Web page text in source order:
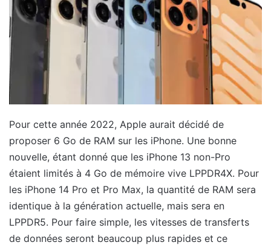
Pour cette année 2022, Apple aurait décidé de
proposer 6 Go de RAM sur les iPhone. Une bonne
nouvelle, étant donné que les iPhone 13 non-Pro
étaient limités à 4 Go de mémoire vive LPPDR4X. Pour
les iPhone 14 Pro et Pro Max, la quantité de RAM sera
identique à la génération actuelle, mais sera en
LPPDR5. Pour faire simple, les vitesses de transferts
de données seront beaucoup plus rapides et ce